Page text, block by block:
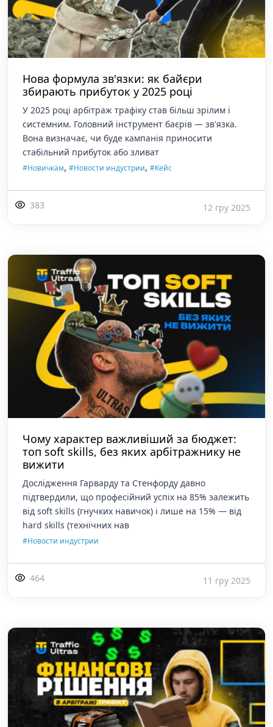
Нова формула зв'язки: як байєри
збирають прибуток у 2025 році
У 2025 році арбітраж трафіку став більш зрілим і
системним. Головний інструмент баєрів — зв'язка.
Вона визначає, чи буде кампанія приносити
стабільний прибуток або зливат
#Новичкам, #Новости индустрии, #Кейс
383 12 гру 2025
Чому характер важливіший за бюджет:
топ soft skills, без яких арбітражнику не
вижити
Дослідження Гарварду та Стенфорду давно
підтвердили, що професійний успіх на 85% залежить
від soft skills (гнучких навичок) і лише на 15% — від
hard skills (технічних нав
#Новости индустрии
464 11 гру 2025